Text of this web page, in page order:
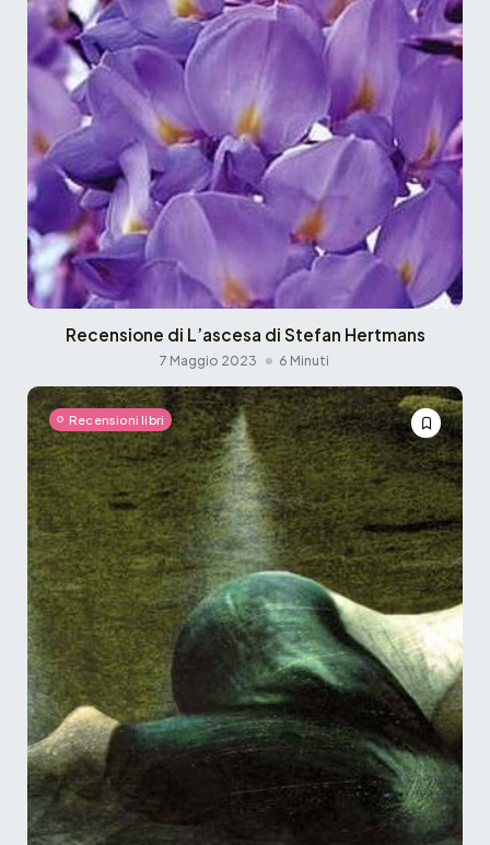
Recensione di L’ascesa di Stefan Hertmans
7 Maggio 2023 6 Minuti
Recensioni libri